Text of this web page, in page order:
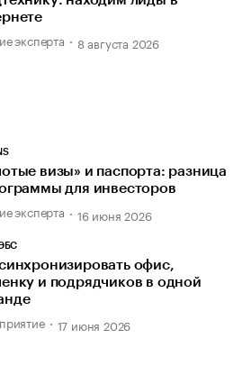
эксперта 8 августа 2026
визы» и паспорта: разница
для инвесторов
эксперта 16 июня 2026
офис,
и подрядчиков в одной
17 июня 2026